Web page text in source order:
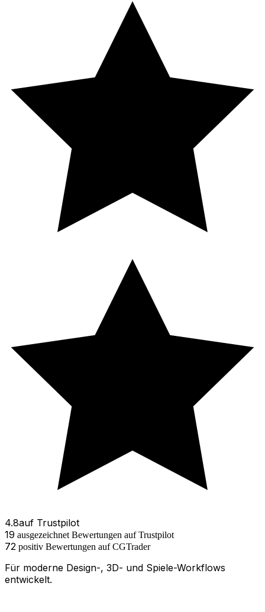
4.8auf Trustpilot
19 ausgezeichnet Bewertungen auf Trustpilot
72 positiv Bewertungen auf CGTrader
Für moderne Design-, 3D- und Spiele-Workflows
entwickelt.